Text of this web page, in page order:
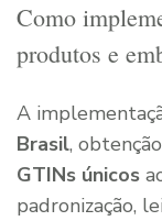
Como
produtos e
A
Brasil,
GTINs únicos
padronização,